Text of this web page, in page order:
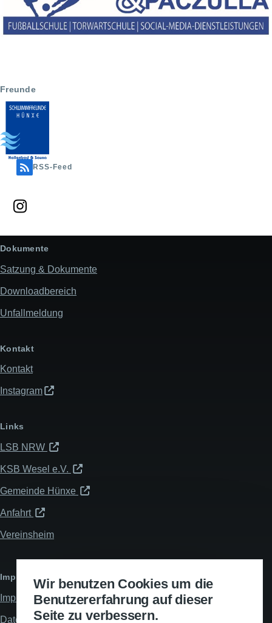
Wir benutzen Cookies um die
Benutzererfahrung auf dieser
Seite zu verbessern.
Freunde
RSS-Feed
Dokumente
Satzung & Dokumente
Downloadbereich
Unfallmeldung
Kontakt
Kontakt
Instagram
Links
LSB NRW
KSB Wesel e.V.
Gemeinde Hünxe
Anfahrt
Vereinsheim
Impressum & Datenschutz
Impressum
Datenschutzerklärung